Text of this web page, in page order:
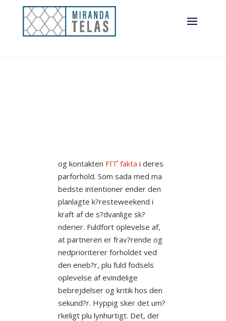
og kontakten FГҐ fakta i deres
parforhold. Som sada med ma
bedste intentioner ender den
planlagte k?resteweekend i
kraft af de s?dvanlige sk?
nderier. Fuldfort oplevelse af,
at partneren er frav?rende og
nedprioriterer forholdet ved
den eneb?r, plu fuld fodsels
oplevelse af evindelige
bebrejdelser og kritik hos den
sekund?r. Hyppig sker det um?
rkeligt plu lynhurtigt. Det, der